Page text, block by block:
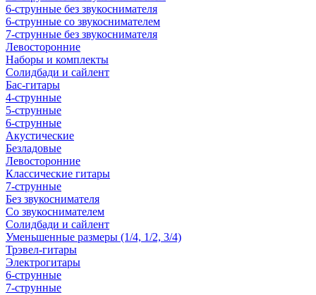
6-струнные без звукоснимателя
6-струнные со звукоснимателем
7-струнные без звукоснимателя
Левосторонние
Наборы и комплекты
Солидбади и сайлент
Бас-гитары
4-струнные
5-струнные
6-струнные
Акустические
Безладовые
Левосторонние
Классические гитары
7-струнные
Без звукоснимателя
Со звукоснимателем
Солидбади и сайлент
Уменьшенные размеры (1/4, 1/2, 3/4)
Трэвел-гитары
Электрогитары
6-струнные
7-струнные